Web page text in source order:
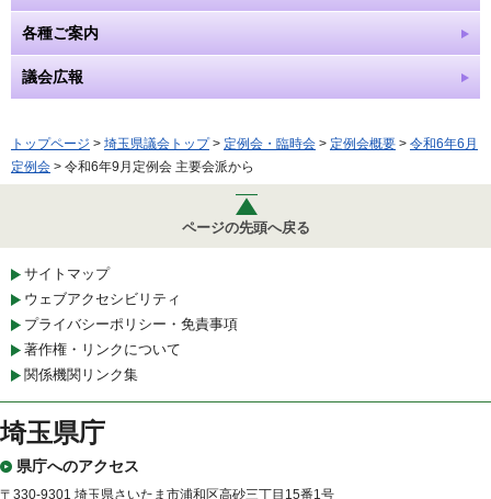
各種ご案内
議会広報
トップページ > 埼玉県議会トップ> 定例会・臨時会 > 定例会概要 > 令和6年6月
定例会 > 令和6年9月定例会 主要会派から
ページの先頭へ戻る
サイトマップ
ウェブアクセシビリティ
プライバシーポリシー・免責事項
著作権・リンクについて
関係機関リンク集
埼玉県庁
県庁へのアクセス
〒330-9301 埼玉県さいたま市浦和区高砂三丁目15番1号